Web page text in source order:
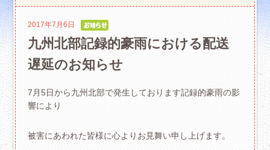
2017年7月6日
九州北部記録的豪雨における配送
遅延のお知らせ
7月5日から九州北部で発生しております記録的豪雨の影
響により
被害にあわれた皆様に心よりお見舞い申し上げます。